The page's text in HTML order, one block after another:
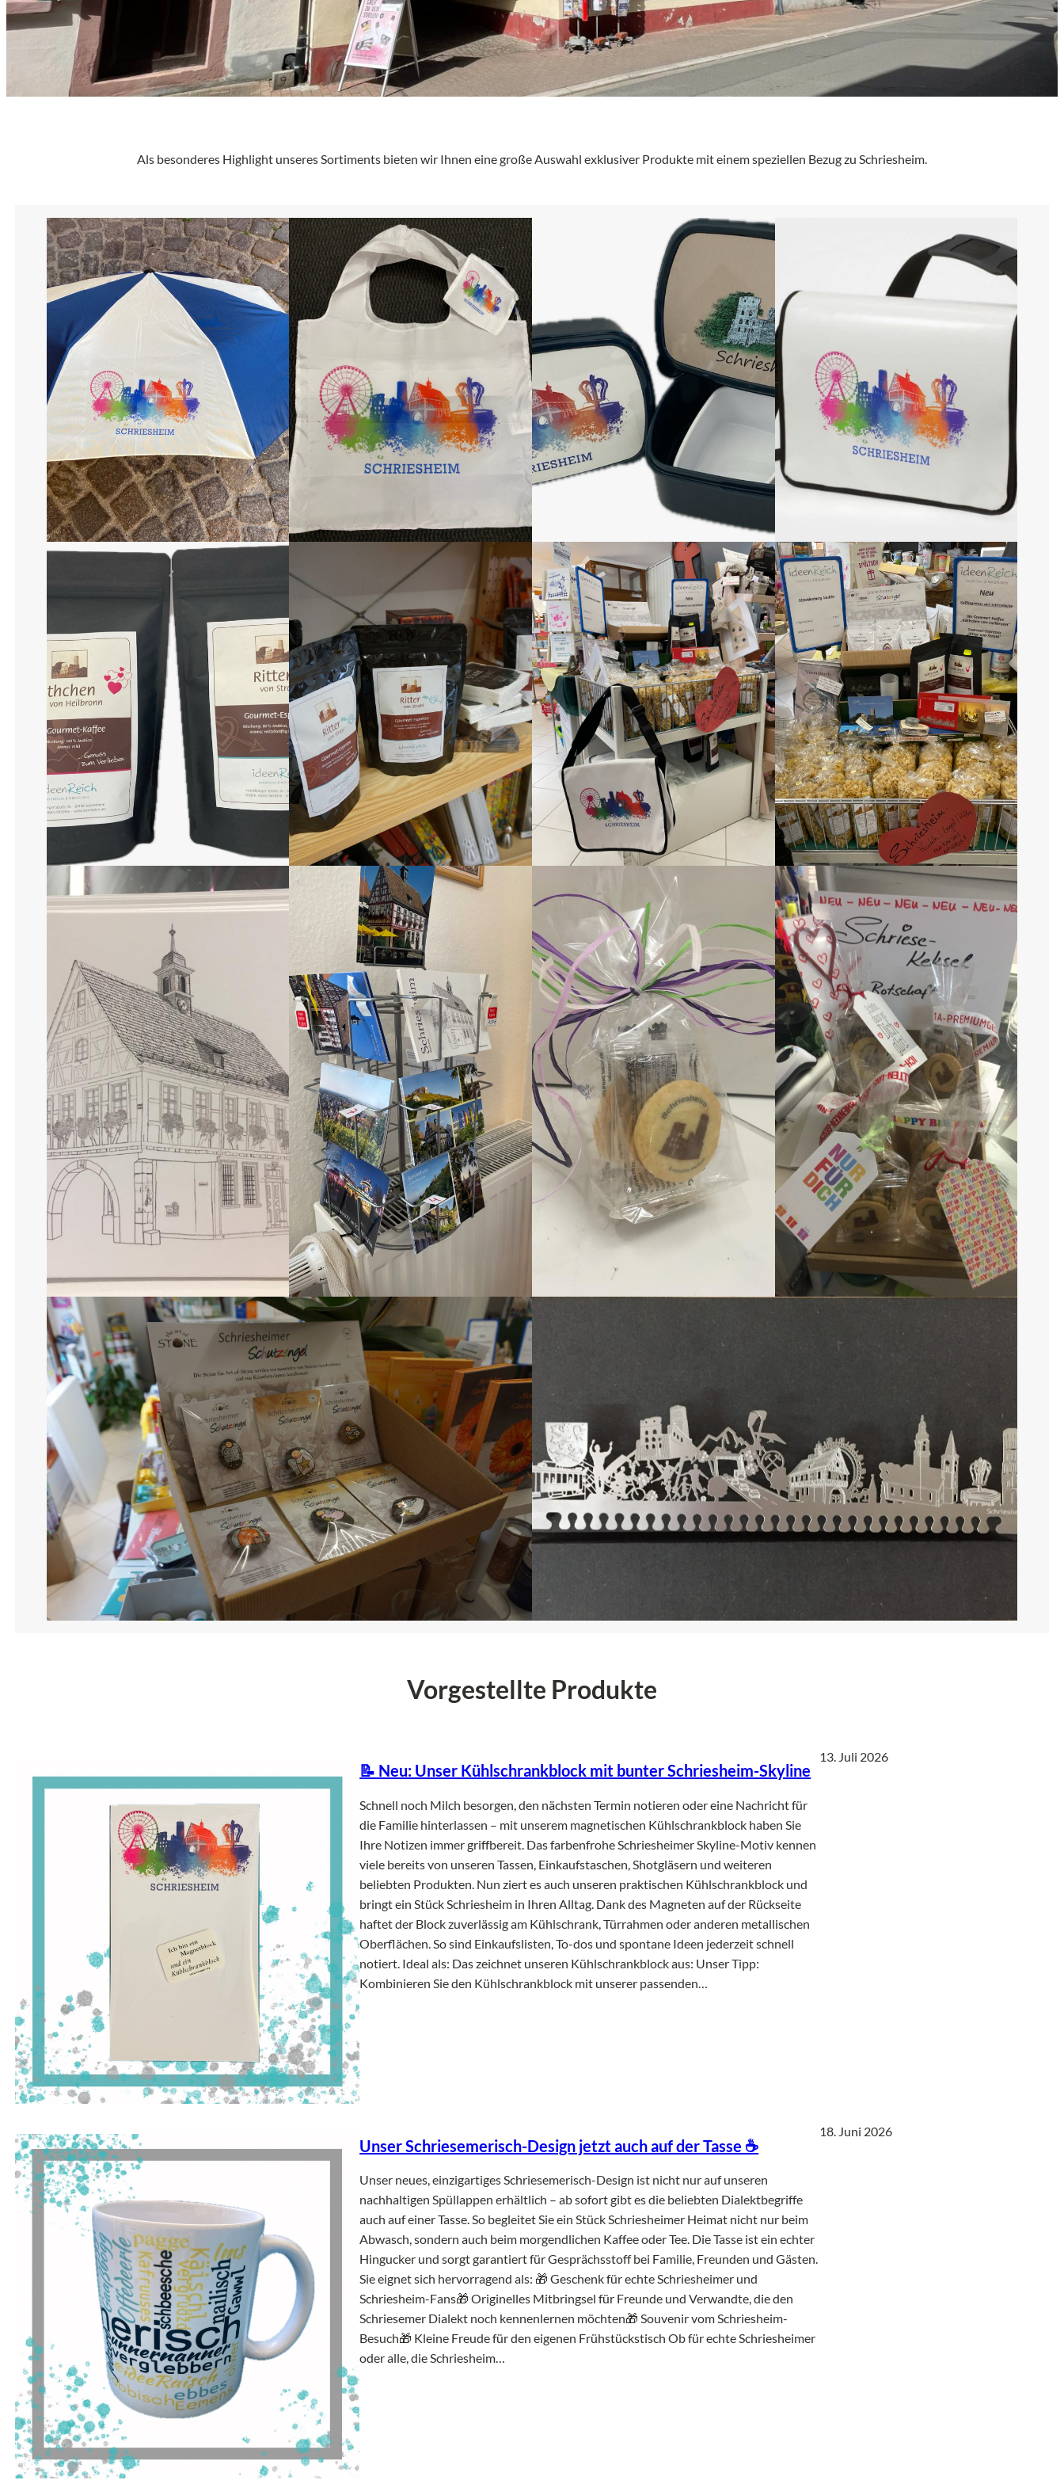
Als besonderes Highlight unseres Sortiments bieten wir Ihnen eine große Auswahl exklusiver Produkte mit einem speziellen Bezug zu Schriesheim.
Vorgestellte Produkte
📝 Neu: Unser Kühlschrankblock mit bunter Schriesheim-Skyline
Schnell noch Milch besorgen, den nächsten Termin notieren oder eine Nachricht für
die Familie hinterlassen – mit unserem magnetischen Kühlschrankblock haben Sie
Ihre Notizen immer griffbereit. Das farbenfrohe Schriesheimer Skyline-Motiv kennen
viele bereits von unseren Tassen, Einkaufstaschen, Shotgläsern und weiteren
beliebten Produkten. Nun ziert es auch unseren praktischen Kühlschrankblock und
bringt ein Stück Schriesheim in Ihren Alltag. Dank des Magneten auf der Rückseite
haftet der Block zuverlässig am Kühlschrank, Türrahmen oder anderen metallischen
Oberflächen. So sind Einkaufslisten, To-dos und spontane Ideen jederzeit schnell
notiert. Ideal als: Das zeichnet unseren Kühlschrankblock aus: Unser Tipp:
Kombinieren Sie den Kühlschrankblock mit unserer passenden…
13. Juli 2026
Unser Schriesemerisch-Design jetzt auch auf der Tasse ☕
Unser neues, einzigartiges Schriesemerisch-Design ist nicht nur auf unseren
nachhaltigen Spüllappen erhältlich – ab sofort gibt es die beliebten Dialektbegriffe
auch auf einer Tasse. So begleitet Sie ein Stück Schriesheimer Heimat nicht nur beim
Abwasch, sondern auch beim morgendlichen Kaffee oder Tee. Die Tasse ist ein echter
Hingucker und sorgt garantiert für Gesprächsstoff bei Familie, Freunden und Gästen.
Sie eignet sich hervorragend als: 🎁 Geschenk für echte Schriesheimer und
Schriesheim-Fans🎁 Originelles Mitbringsel für Freunde und Verwandte, die den
Schriesemer Dialekt noch kennenlernen möchten🎁 Souvenir vom Schriesheim-
Besuch🎁 Kleine Freude für den eigenen Frühstückstisch Ob für echte Schriesheimer
oder alle, die Schriesheim…
18. Juni 2026